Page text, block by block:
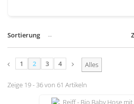
Sortierung --
Alles
1 2 3 4
Zeige 19 - 36 von 61 Artikeln